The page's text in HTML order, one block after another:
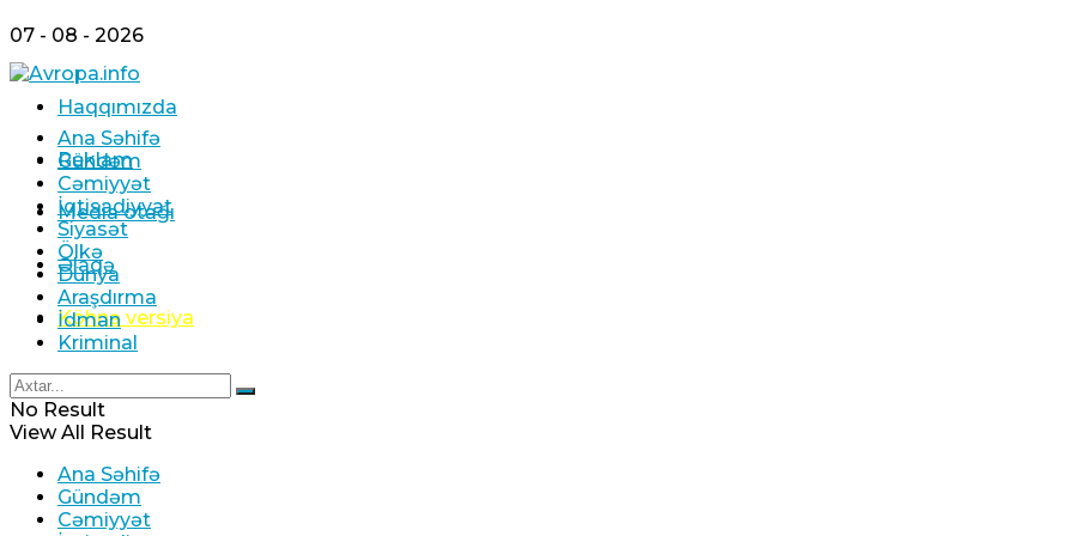
07 - 08 - 2026
Haqqımızda
Reklam
Media otağı
Əlaqə
Köhnə versiya
Ana Səhifə
Gündəm
Cəmiyyət
İqtisadiyyat
Siyasət
Ölkə
Dünya
Araşdırma
İdman
Kriminal
No Result
View All Result
Ana Səhifə
Gündəm
Cəmiyyət